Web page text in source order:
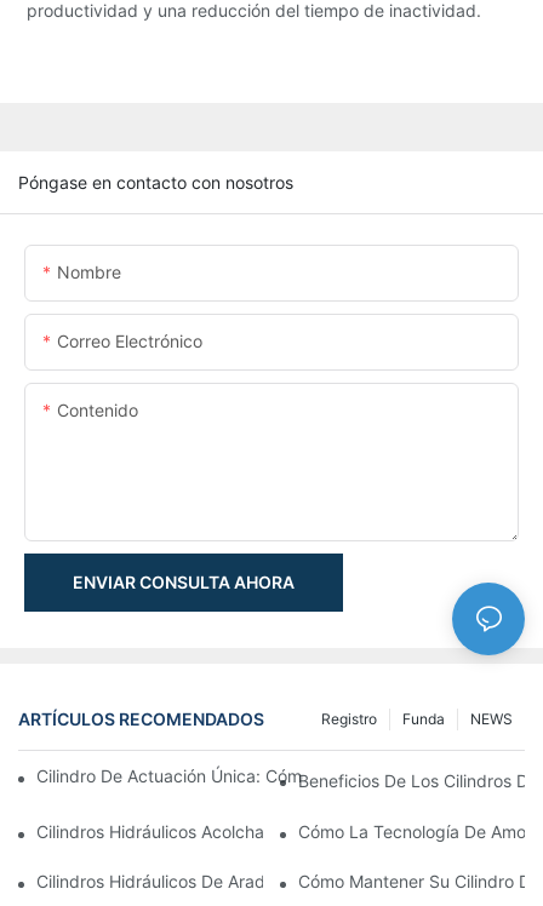
productividad y una reducción del tiempo de inactividad.
Póngase en contacto con nosotros
Nombre
Correo Electrónico
Contenido
ENVIAR CONSULTA AHORA
ARTÍCULOS RECOMENDADOS NEWS
Funda
Registro
Cilindro De Actuación Única: Cómo Funciona & Aplicaciones
Beneficios De Los Cilindros
Cilindros Hidráulicos Acolchados: Impacto Reductor &
Cómo La Tecnología De
Cilindros Hidráulicos De Arado De Nieve: Características Clave
Cómo Mantener Su Cilindro